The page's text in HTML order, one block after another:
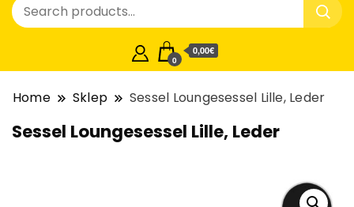
0
0,00€
Home Sklep Sessel Loungesessel Lille, Leder
Sessel Loungesessel Lille, Leder